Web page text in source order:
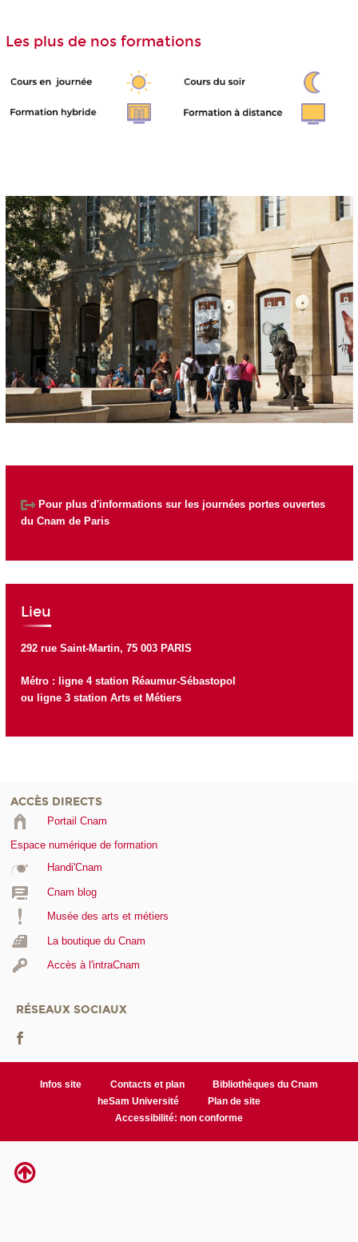
Les plus de nos formations
Pour plus d'informations sur les journées portes ouvertes
du Cnam de Paris
Lieu
292 rue Saint-Martin, 75 003 PARIS
Métro : ligne 4 station Réaumur-Sébastopol
ou ligne 3 station Arts et Métiers
ACCÈS DIRECTS
Portail Cnam
Espace numérique de formation
Handi'Cnam
Cnam blog
Musée des arts et métiers
La boutique du Cnam
Accès à l'intraCnam
RÉSEAUX SOCIAUX
Infos site Contacts et plan
Bibliothèques du Cnam
heSam Université
Plan de site
Accessibilité: non conforme